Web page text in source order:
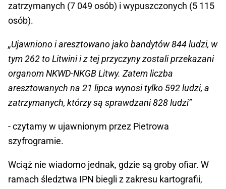
zatrzymanych (7 049 osób) i wypuszczonych (5 115
osób).
„Ujawniono i aresztowano jako bandytów 844 ludzi, w
tym 262 to Litwini i z tej przyczyny zostali przekazani
organom NKWD-NKGB Litwy. Zatem liczba
aresztowanych na 21 lipca wynosi tylko 592 ludzi, a
zatrzymanych, którzy są sprawdzani 828 ludzi”
- czytamy w ujawnionym przez Pietrowa
szyfrogramie.
Wciąż nie wiadomo jednak, gdzie są groby ofiar. W
ramach śledztwa IPN biegli z zakresu kartografii,